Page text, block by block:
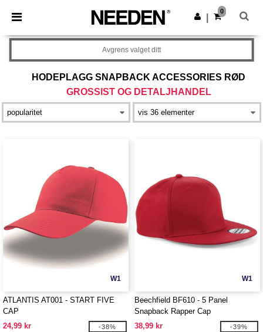
× Needen-app
Bedre priser i appen!
Last ned app
0
HODEPLAGG SNAPBACK ACCESSORIES RØD
GROSSIST OG DETALJHANDEL
Avgrens valget ditt
W1
ATLANTIS AT001 - START FIVE
CAP
24,99 kr
-38%
W1
Beechfield BF610 - 5 Panel
Snapback Rapper Cap
38,99 kr
-39%